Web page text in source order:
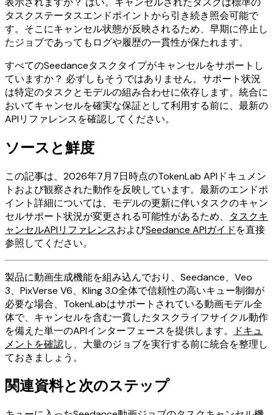
タスクステータスエンドポイントから引き続き照会可能で
す。そこにキャンセル状態が反映されるため、早期に停止し
たジョブであってもログや履歴の一貫性が保たれます。
すべてのSeedanceタスクタイプがキャンセルをサポートし
ていますか？ 必ずしもそうではありません。サポート状況
は特定のタスクとモデルの組み合わせに依存します。統合に
おいてキャンセルを確実な保証として利用する前に、最新の
APIリファレンスを確認してください。
ソースと鮮度
この記事は、2026年7月7日時点のTokenLab APIドキュメン
トおよび観察された動作を反映しています。最新のエンドポ
イント詳細については、モデルの更新に伴いタスクのキャン
セルサポート状況が変更される可能性があるため、 タスクキ
ャンセルAPIリファレンスおよびSeedance APIガイドを直接
参照してください。
製品に動画生成機能を組み込んでおり、Seedance、Veo
3、PixVerse V6、Kling 3.0全体で信頼性の高いキュー制御が
必要な場合、TokenLabはサポートされている動画モデル全
体で、キャンセルを含む一貫したタスクライフサイクル動作
を備えた単一のAPIインターフェースを提供します。
ドキュ
メントを確認し、大量のジョブを実行する前に統合を整理し
ておきましょう。
関連資料と次のステップ